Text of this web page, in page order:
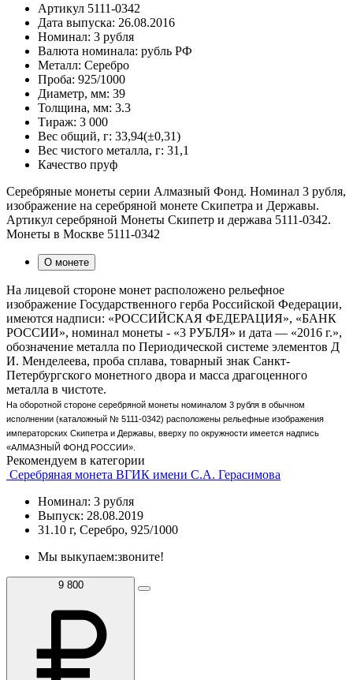
Артикул 5111-0342
Дата выпуска: 26.08.2016
Номинал: 3 рубля
Валюта номинала: рубль РФ
Металл: Серебро
Проба: 925/1000
Диаметр, мм: 39
Толщина, мм: 3.3
Тираж: 3 000
Вес общий, г: 33,94(±0,31)
Вес чистого металла, г: 31,1
Качество пруф
Серебряные монеты серии Алмазный Фонд. Номинал 3 рубля,
изображение на серебряной монете Скипетра и Державы.
Артикул серебряной Монеты Скипетр и держава 5111-0342.
Монеты в Москве 5111-0342
О монете
На лицевой стороне монет расположено рельефное
изображение Государственного герба Российской Федерации,
имеются надписи: «РОССИЙСКАЯ ФЕДЕРАЦИЯ», «БАНК
РОССИИ», номинал монеты - «3 РУБЛЯ» и дата — «2016 г.»,
обозначение металла по Периодической системе элементов Д
И. Менделеева, проба сплава, товарный знак Санкт-
Петербургского монетного двора и масса драгоценного
металла в чистоте.
На оборотной стороне серебряной монеты номиналом 3 рубля в обычном
исполнении (каталожный № 5111-0342) расположены рельефные изображения
императорских Скипетра и Державы, вверху по окружности имеется надпись
«АЛМАЗНЫЙ ФОНД РОССИИ».
Рекомендуем в категории
Серебряная монета ВГИК имени С.А. Герасимова
Номинал: 3 рубля
Выпуск: 28.08.2019
31.10 г, Серебро, 925/1000
Мы выкупаем:звоните!
9 800